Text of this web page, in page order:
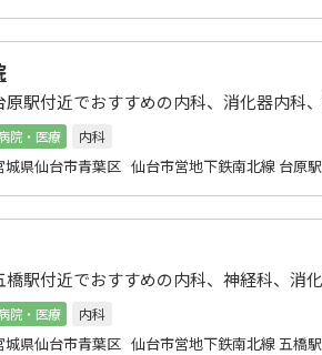
原駅付近でおすすめの内科、消化器内科
院・医療
内科
城県仙台市青葉区 仙台市営地下鉄南北線 台原駅
橋駅付近でおすすめの内科、神経科、消
院・医療
内科
城県仙台市青葉区 仙台市営地下鉄南北線 五橋駅